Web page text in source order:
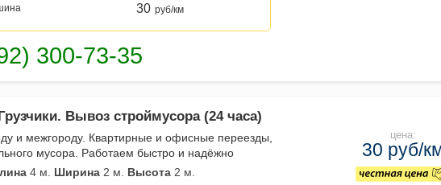
30 руб/км
Вывоз строймусора (24 часа)
и межгороду. Квартирные и офисные переезды,
мусора. Работаем быстро и надёжно
4 м. Ширина 2 м. Высота 2 м.
цена:
30 руб/